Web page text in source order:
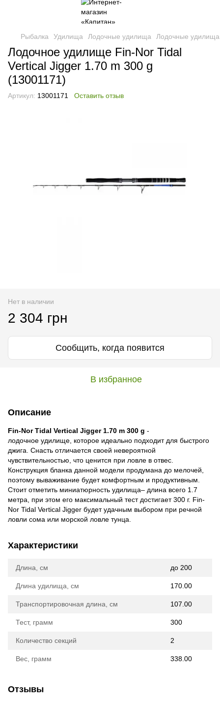
Рыбалка Удилища Лодочные удилища Лодочные
Лодочное удилище Fin-Nor Tidal
Vertical Jigger 1.70 m 300 g
(13001171)
Артикул: 13001171 Оставить отзыв
Нет в наличии
2 304 грн
Сообщить, когда появится
В избранное
Описание
Fin-Nor Tidal Vertical Jigger 1.70 m 300 g -
лодочное удилище, которое идеально подходит для быстрого
джига. Снасть отличается своей невероятной
чувствительностью, что ценится при ловле в отвес.
Конструкция бланка данной модели продумана до мелочей,
поэтому вываживание будет комфортным и продуктивным.
Стоит отметить миниатюрность удилища– длина всего 1.7
метра, при этом его максимальный тест достигает 300 г. Fin-
Nor Tidal Vertical Jigger будет удачным выбором при речной
ловли сома или морской ловле тунца.
Характеристики
Длина, см до 200
Длина удилища, см 170.00
Транспортировочная длина, см 107.00
Тест, грамм 300
Количество секций 2
Вес, грамм 338.00
Отзывы